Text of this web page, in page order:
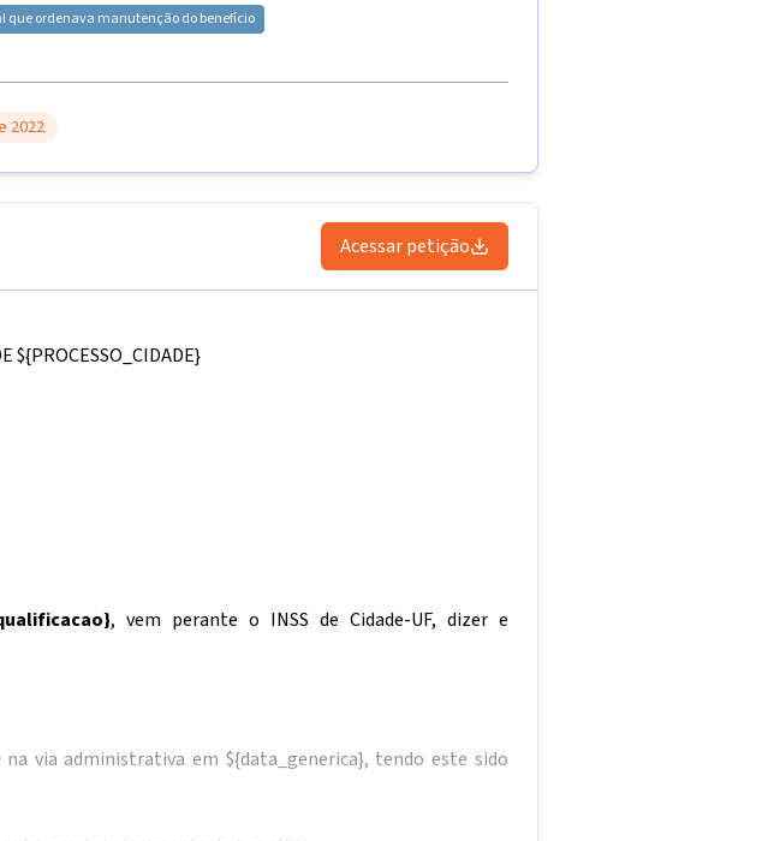
que ordenava manutenção do benefício
2022
Acessar petição
${PROCESSO_CIDADE}
, vem perante o INSS de Cidade-UF, dizer e
na via administrativa em ${data_generica}, tendo este sido